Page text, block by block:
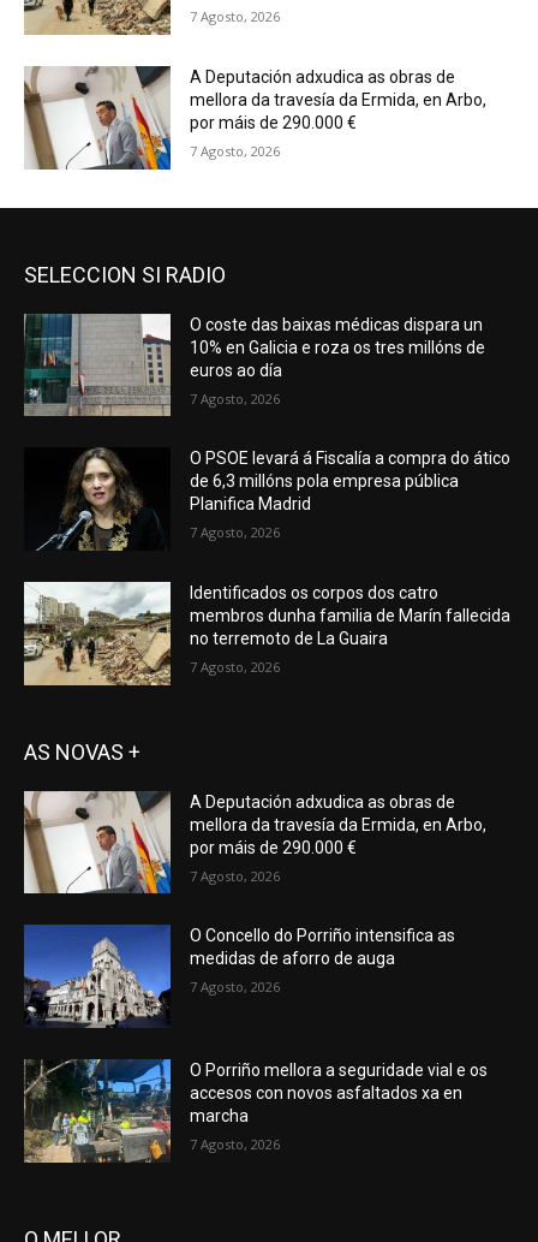
7 Agosto, 2026
A Deputación adxudica as obras de
mellora da travesía da Ermida, en Arbo,
por máis de 290.000 €
7 Agosto, 2026
SELECCION SI RADIO
O coste das baixas médicas dispara un
10% en Galicia e roza os tres millóns de
euros ao día
7 Agosto, 2026
O PSOE levará á Fiscalía a compra do ático
de 6,3 millóns pola empresa pública
Planifica Madrid
7 Agosto, 2026
Identificados os corpos dos catro
membros dunha familia de Marín fallecida
no terremoto de La Guaira
7 Agosto, 2026
AS NOVAS +
A Deputación adxudica as obras de
mellora da travesía da Ermida, en Arbo,
por máis de 290.000 €
7 Agosto, 2026
O Concello do Porriño intensifica as
medidas de aforro de auga
7 Agosto, 2026
O Porriño mellora a seguridade vial e os
accesos con novos asfaltados xa en
marcha
7 Agosto, 2026